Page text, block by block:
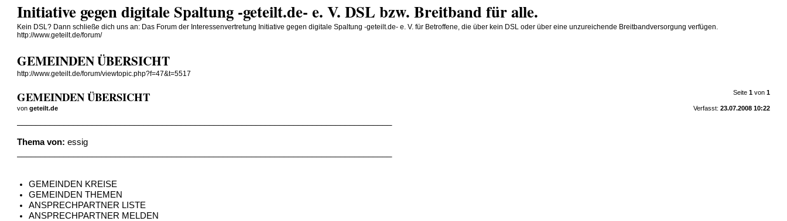
Initiative gegen digitale Spaltung -geteilt.de- e. V. DSL bzw. Breitband für alle.
Kein DSL? Dann schließe dich uns an: Das Forum der Interessenvertretung Initiative gegen digitale Spaltung -geteilt.de- e. V. für Betroffene, die über kein DSL oder über eine unzureichende Breitbandversorgung verfügen.
http://www.geteilt.de/forum/
GEMEINDEN ÜBERSICHT
http://www.geteilt.de/forum/viewtopic.php?f=47&t=5517
Seite 1von 1
GEMEINDEN ÜBERSICHT
Verfasst: 23.07.2008 10:22
vongeteilt.de
Thema von: essig
GEMEINDEN KREISE
GEMEINDEN THEMEN
ANSPRECHPARTNER LISTE
ANSPRECHPARTNER MELDEN